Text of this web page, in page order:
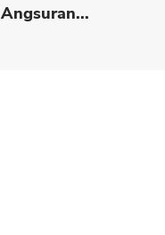
Angsuran...